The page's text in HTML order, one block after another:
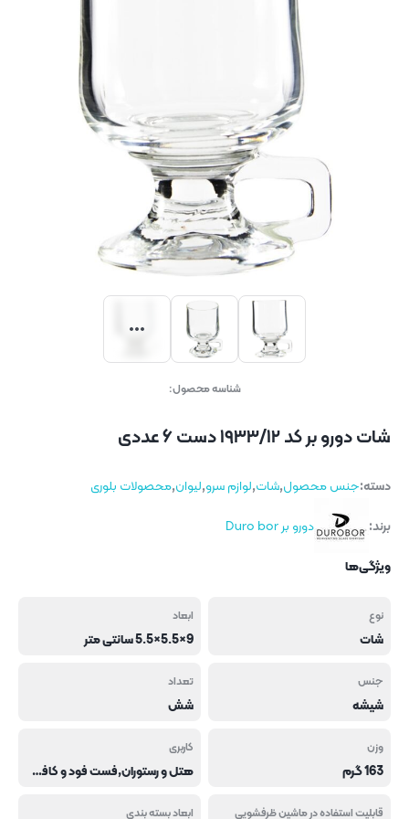
شناسه محصول:
شات دورو بر کد ۱۹۳۳/۱۲ دست ۶ عددی
دسته:جنس محصول,شات,لوازم سرو,لیوان,محصولات بلوری
برند:
دورو بر Duro bor
ویژگی‌ها
نوع
شات
ابعاد
9×5.5×5.5 سانتی متر
جنس
شیشه
تعداد
شش
وزن
163 گرم
کاربری
هتل و رستوران,فست فود و کافی شاپ
قابلیت استفاده در ماشین ظرفشویی ابعاد بسته بندی